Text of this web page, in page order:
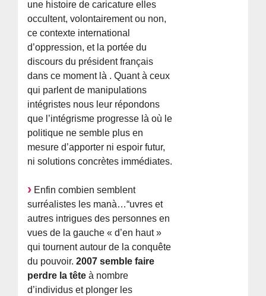
une histoire de caricature elles
occultent, volontairement ou non,
ce contexte international
d’oppression, et la portée du
discours du président français
dans ce moment là . Quant à ceux
qui parlent de manipulations
intégristes nous leur répondons
que l’intégrisme progresse là où le
politique ne semble plus en
mesure d’apporter ni espoir futur,
ni solutions concrètes immédiates.
Enfin combien semblent
surréalistes les manà…“uvres et
autres intrigues des personnes en
vues de la gauche « d’en haut »
qui tournent autour de la conquête
du pouvoir.2007 semble faire
perdre la tête à nombre
d’individus et plonger les